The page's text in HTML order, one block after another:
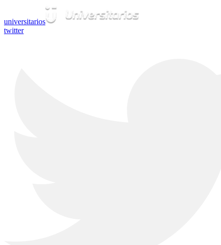
universitarios
twitter